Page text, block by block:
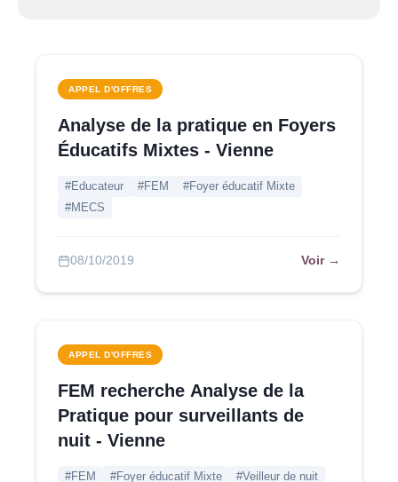
APPEL D'OFFRES
Analyse de la pratique en Foyers
Éducatifs Mixtes - Vienne
#Educateur #FEM
#Foyer éducatif Mixte
#MECS
08/10/2019 Voir →
APPEL D'OFFRES
FEM recherche Analyse de la
Pratique pour surveillants de
nuit - Vienne
#FEM #Foyer éducatif Mixte #Veilleur de nuit